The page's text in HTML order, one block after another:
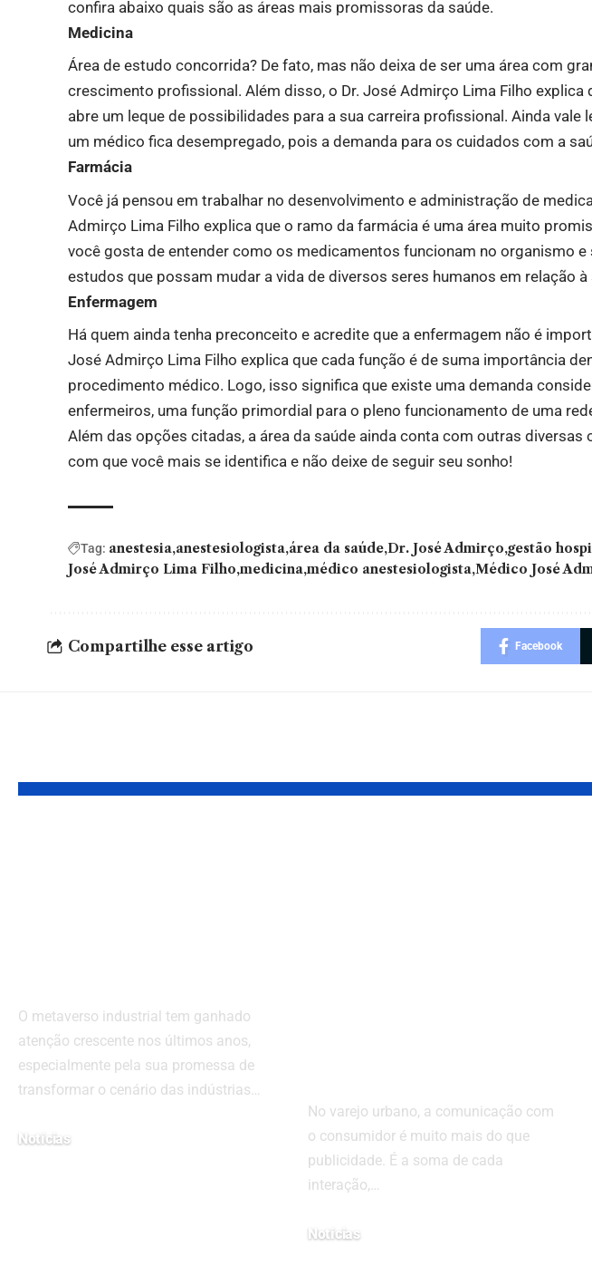
confira abaixo quais são as áreas mais promissoras da saúde.
Medicina
Área de estudo concorrida? De fato, mas não deixa de ser uma área com
crescimento profissional. Além disso, o Dr. José Admirço Lima Filho explica
abre um leque de possibilidades para a sua carreira profissional. Ainda vale
um médico fica desempregado, pois a demanda para os cuidados com a
Farmácia
Você já pensou em trabalhar no desenvolvimento e administração de
Admirço Lima Filho explica que o ramo da farmácia é uma área muito
você gosta de entender como os medicamentos funcionam no organismo e
estudos que possam mudar a vida de diversos seres humanos em relação à
Enfermagem
Há quem ainda tenha preconceito e acredite que a enfermagem não é
José Admirço Lima Filho explica que cada função é de suma importância
procedimento médico. Logo, isso significa que existe uma demanda
enfermeiros, uma função primordial para o pleno funcionamento de uma
Além das opções citadas, a área da saúde ainda conta com outras diversas
com que você mais se identifica e não deixe de seguir seu sonho!
Tag: anestesia anestesiologista área da saúde Dr. José Admirço gestão
José Admirço Lima Filho medicina médico anestesiologista Médico José
Compartilhe esse artigo Facebook
O metaverso industrial tem ganhado
atenção crescente nos últimos anos,
especialmente pela sua promessa de
transformar o cenário das indústrias…
Notícias
No varejo urbano, a comunicação com
o consumidor é muito mais do que
publicidade. É a soma de cada
interação,…
Notícias